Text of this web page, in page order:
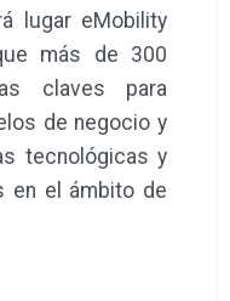
lugar eMobility
más de 300
claves para
de negocio y
tecnológicas y
en el ámbito de